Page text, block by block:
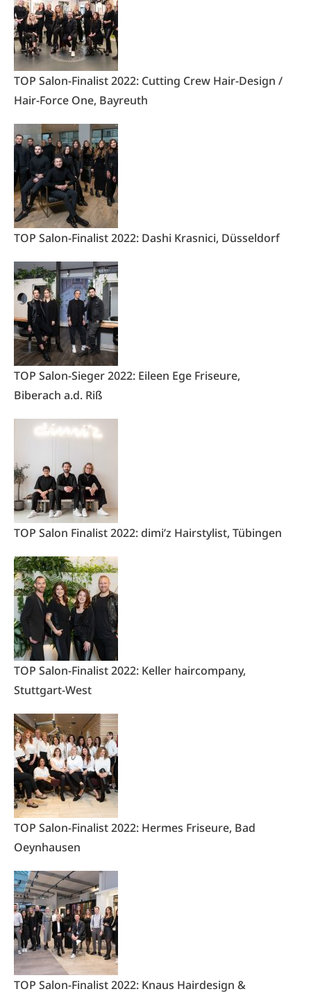
TOP Salon-Finalist 2022: Cutting Crew Hair-Design /
Hair-Force One, Bayreuth
TOP Salon-Finalist 2022: Dashi Krasnici, Düsseldorf
TOP Salon-Sieger 2022: Eileen Ege Friseure,
Biberach a.d. Riß
TOP Salon Finalist 2022: dimi’z Hairstylist, Tübingen
TOP Salon-Finalist 2022: Keller haircompany,
Stuttgart-West
TOP Salon-Finalist 2022: Hermes Friseure, Bad
Oeynhausen
TOP Salon-Finalist 2022: Knaus Hairdesign &